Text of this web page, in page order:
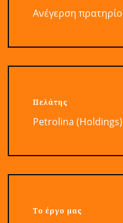
Ανέγερση
Πελάτης
Petrolina
Το έργο μας